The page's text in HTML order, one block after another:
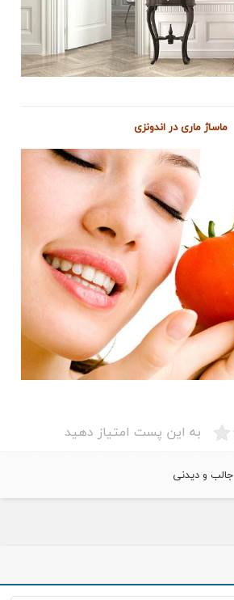
ماساژ ماری در اندونزی
به این پست امتیاز دهید
جالب و دیدنی